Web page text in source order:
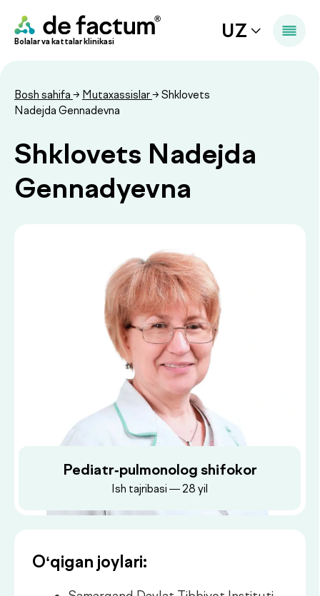
Bolalar va kattalar klinikasi
Dush–Juma: 08:00–18:00, Shanba: 08:00–16:00
Nadejda Gennadevna
Shklovets Nadejda
Gennadyevna
Samarqand Davlat Tibbiyot Instituti
(Pavlov nomidagi), pediatriya yo‘nalishi,
Toshkent Shifokorlar malakasini
oshirish instituti, pediatriya bo‘yicha
birlamchi ixtisoslashuv, 2018
Pediatr-pulmonolog shifokor
Ish tajribasi — 28 yil